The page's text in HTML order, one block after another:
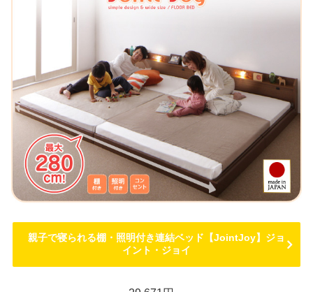
親子で寝られる棚・照明付き連結ベッド【JointJoy】ジョ
イント・ジョイ